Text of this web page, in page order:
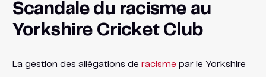
Scandale du racisme au
Yorkshire Cricket Club
La gestion des allégations de racisme par le Yorkshire